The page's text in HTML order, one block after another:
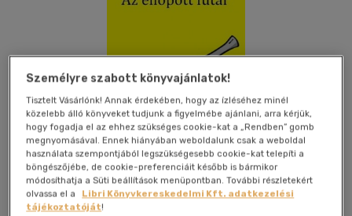
Személyre szabott könyvajánlatok!
Tisztelt Vásárlónk! Annak érdekében, hogy az ízléséhez minél
közelebb álló könyveket tudjunk a figyelmébe ajánlani, arra kérjük,
hogy fogadja el az ehhez szükséges cookie-kat a „Rendben” gomb
megnyomásával. Ennek hiányában weboldalunk csak a weboldal
használata szempontjából legszükségesebb cookie-kat telepíti a
böngészőjébe, de cookie-preferenciáit később is bármikor
módosíthatja a Süti beállítások menüpontban. További részletekért
olvassa el a
Libri Könyvkereskedelmi Kft. adatkezelési
tájékoztatóját!